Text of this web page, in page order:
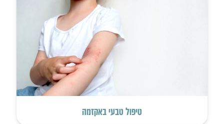
טיפול טבעי באקזמה